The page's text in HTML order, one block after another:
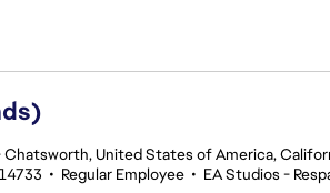
Chatsworth, United States of America,
• Regular Employee • EA Studios -